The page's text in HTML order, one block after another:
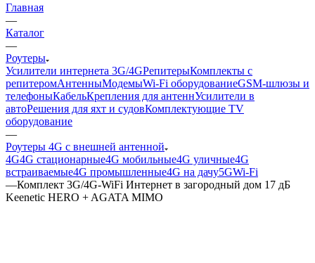
Главная
—
Каталог
—
Роутеры
Усилители интернета 3G/4GРепитерыКомплекты с
репитеромАнтенныМодемыWi-Fi оборудованиеGSM-шлюзы и
телефоныКабельКрепления для антеннУсилители в
автоРешения для яхт и судовКомплектующие TV
оборудование
—
Роутеры 4G с внешней антенной
4G4G стационарные4G мобильные4G уличные4G
встраиваемые4G промышленные4G на дачу5GWi-Fi
—Комплект 3G/4G-WiFi Интернет в загородный дом 17 дБ
Keenetic HERO + AGATA MIMO